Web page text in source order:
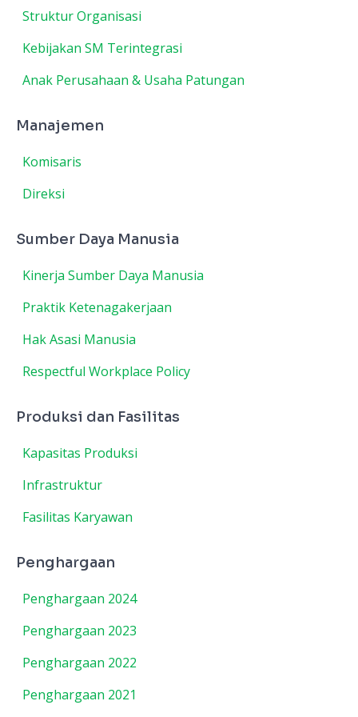
Struktur Organisasi
Kebijakan SM Terintegrasi
Anak Perusahaan & Usaha Patungan
Manajemen
Komisaris
Direksi
Sumber Daya Manusia
Kinerja Sumber Daya Manusia
Praktik Ketenagakerjaan
Hak Asasi Manusia
Respectful Workplace Policy
Produksi dan Fasilitas
Kapasitas Produksi
Infrastruktur
Fasilitas Karyawan
Penghargaan
Penghargaan 2024
Penghargaan 2023
Penghargaan 2022
Penghargaan 2021